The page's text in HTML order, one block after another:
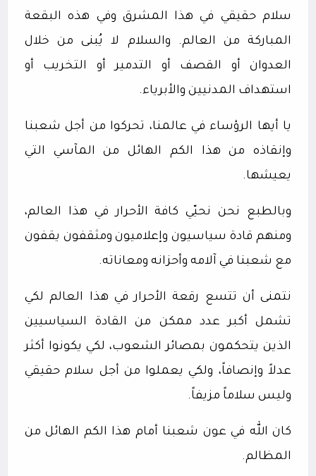
سلام حقيقي في هذا المشرق وفي هذه البقعة
المباركة من العالم. والسلام لا يُبنى من خلال
العدوان أو القصف أو التدمير أو التخريب أو
استهداف المدنيين والأبرياء.
يا أيها الرؤساء في عالمنا، تحركوا من أجل شعبنا
وإنقاذه من هذا الكم الهائل من المآسي التي
يعيشها.
وبالطبع نحن نحيّي كافة الأحرار في هذا العالم،
ومنهم قادة سياسيون وإعلاميون ومثقفون يقفون
مع شعبنا في آلامه وأحزانه ومعاناته.
نتمنى أن تتسع رقعة الأحرار في هذا العالم لكي
تشمل أكبر عدد ممكن من القادة السياسيين
الذين يتحكمون بمصائر الشعوب، لكي يكونوا أكثر
عدلاً وإنصافاً، ولكي يعملوا من أجل سلام حقيقي
وليس سلاماً مزيفاً.
كان الله في عون شعبنا أمام هذا الكم الهائل من
المظالم.